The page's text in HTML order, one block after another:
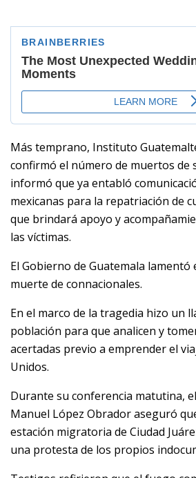
Más temprano, Instituto
confirmó el número de muertos de
informó que ya entabló
mexicanas para la repatriación de
que brindará apoyo y
las víctimas.
El Gobierno de Guatemala lamentó
muerte de connacionales.
En el marco de la tragedia hizo un
población para que analicen y
acertadas previo a emprender el
Unidos.
Durante su conferencia matutina,
Manuel López Obrador aseguró
estación migratoria de Ciudad
una protesta de los propios